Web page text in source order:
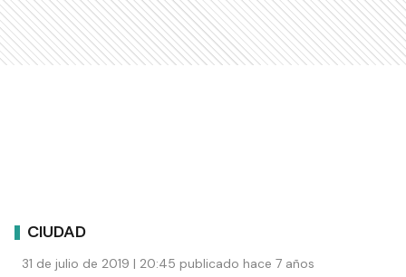
CIUDAD
31 de julio de 2019 | 20:45 publicado hace 7 años